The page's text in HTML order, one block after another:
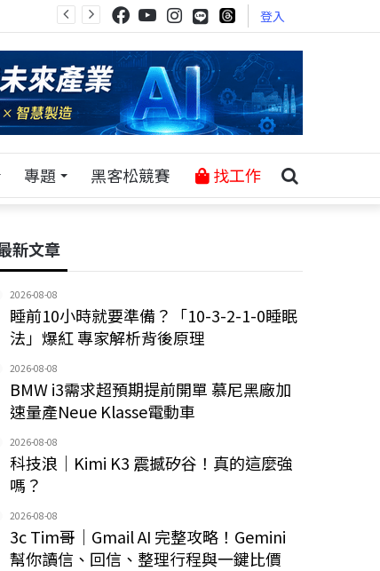
登入
專題 黑客松競賽 找工作
新文章
2026-08-08
睡前10小時就要準備？「10-3-2-1-0睡眠
法」爆紅 專家解析背後原理
2026-08-08
BMW i3需求超預期提前開單 慕尼黑廠加
速量產Neue Klasse電動車
2026-08-08
科技浪｜Kimi K3 震撼矽谷！真的這麼強
嗎？
2026-08-08
3c Tim哥｜Gmail AI 完整攻略！Gemini
幫你讀信、回信、整理行程與一鍵比價